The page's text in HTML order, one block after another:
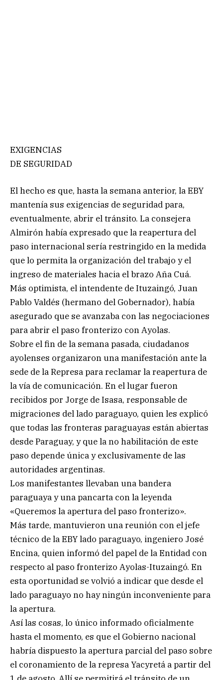
EXIGENCIAS
DE SEGURIDAD
El hecho es que, hasta la semana anterior, la EBY
mantenía sus exigencias de seguridad para,
eventualmente, abrir el tránsito. La consejera
Almirón había expresado que la reapertura del
paso internacional sería restringido en la medida
que lo permita la organización del trabajo y el
ingreso de materiales hacia el brazo Aña Cuá.
Más optimista, el intendente de Ituzaingó, Juan
Pablo Valdés (hermano del Gobernador), había
asegurado que se avanzaba con las negociaciones
para abrir el paso fronterizo con Ayolas.
Sobre el fin de la semana pasada, ciudadanos
ayolenses organizaron una manifestación ante la
sede de la Represa para reclamar la reapertura de
la vía de comunicación. En el lugar fueron
recibidos por Jorge de Isasa, responsable de
migraciones del lado paraguayo, quien les explicó
que todas las fronteras paraguayas están abiertas
desde Paraguay, y que la no habilitación de este
paso depende única y exclusivamente de las
autoridades argentinas.
Los manifestantes llevaban una bandera
paraguaya y una pancarta con la leyenda
«Queremos la apertura del paso fronterizo».
Más tarde, mantuvieron una reunión con el jefe
técnico de la EBY lado paraguayo, ingeniero José
Encina, quien informó del papel de la Entidad con
respecto al paso fronterizo Ayolas-Ituzaingó. En
esta oportunidad se volvió a indicar que desde el
lado paraguayo no hay ningún inconveniente para
la apertura.
Así las cosas, lo único informado oficialmente
hasta el momento, es que el Gobierno nacional
habría dispuesto la apertura parcial del paso sobre
el coronamiento de la represa Yacyretá a partir del